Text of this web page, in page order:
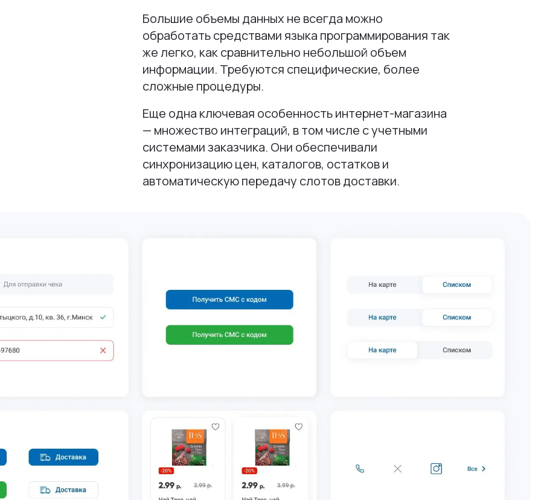
Большие объемы данных не всегда можно
обработать средствами языка программирования так
же легко, как сравнительно небольшой объем
информации. Требуются специфические, более
сложные процедуры.
Еще одна ключевая особенность интернет-магазина
— множество интеграций, в том числе с учетными
системами заказчика. Они обеспечивали
синхронизацию цен, каталогов, остатков и
автоматическую передачу слотов доставки.